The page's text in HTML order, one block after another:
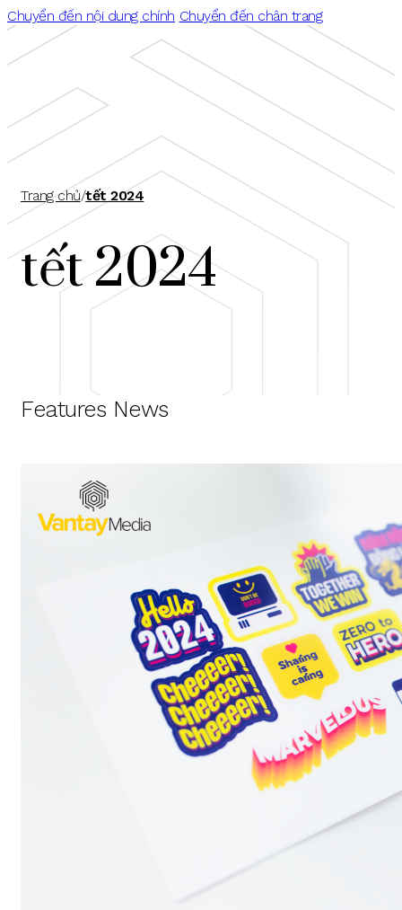
Chuyển đến nội dung chính Chuyển đến chân trang
Trang chủ/tết 2024
tết 2024
Features News